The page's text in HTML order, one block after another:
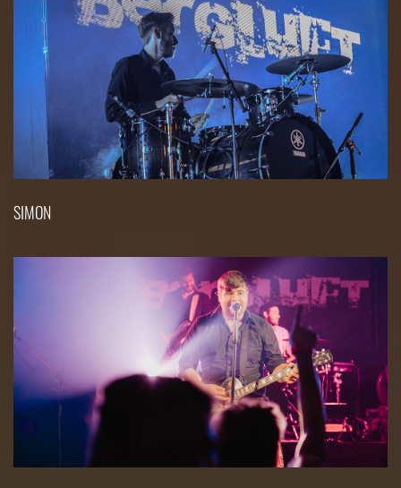
SIMON